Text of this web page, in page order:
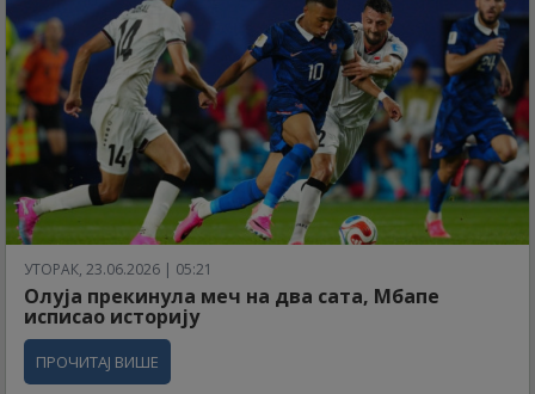
УТОРАК, 23.06.2026 | 05:21
Олуја прекинула меч на два сата, Мбапе
исписао историју
ПРОЧИТАЈ ВИШЕ